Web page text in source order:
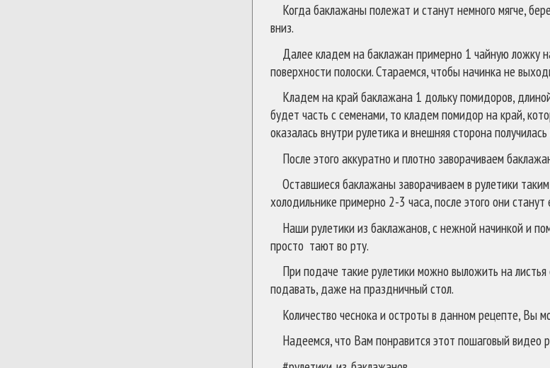
Когда баклажаны полежат и станут немного мягче,
вниз.
Далее кладем на баклажан примерно 1 чайную ложку
поверхности полоски. Стараемся, чтобы начинка не
Кладем на край баклажана 1 дольку помидоров,
будет часть с семенами, то кладем помидор на край,
оказалась внутри рулетика и внешняя сторона
После этого аккуратно и плотно заворачиваем
Оставшиеся баклажаны заворачиваем в рулетики
холодильнике примерно 2-3 часа, после этого они станут
Наши рулетики из баклажанов, с нежной начинкой и
просто тают во рту.
При подаче такие рулетики можно выложить на
подавать, даже на праздничный стол.
Количество чеснока и остроты в данном рецепте, Вы
Надеемся, что Вам понравится этот пошаговый видео